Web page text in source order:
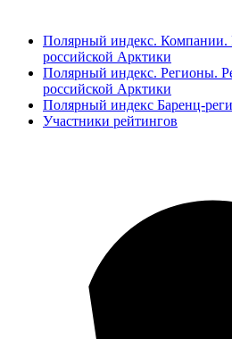
Полярный индекс. Компании.
российской Арктики
Полярный индекс. Регионы.
российской Арктики
Полярный индекс Баренц-
Участники рейтингов